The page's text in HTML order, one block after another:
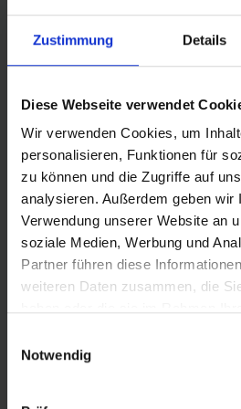
Zustimmung Details
Diese Webseite verwendet
Wir verwenden Cookies, um
personalisieren, Funktionen für
zu können und die Zugriffe auf
analysieren. Außerdem geben wir
Verwendung unserer Website an
soziale Medien, Werbung und
Partner führen diese
weiteren Daten zusammen, die
Notwendig
Federung am Rad. Je breiter,
können sie funktionieren. Du
den Luftdruck präzise tunen.
ROBUST UND BELASTBAR
Der Motion Super Moto-X ist der
Motion Big Apple – extra für die
E-Bikes, S-Pedelecs und
hilft das riesige Reifenvolumen
verstärkte Karkasse und
Double Defense. Die Traglast ist
Ausführung hält ein Motion Super
die herausforderndsten